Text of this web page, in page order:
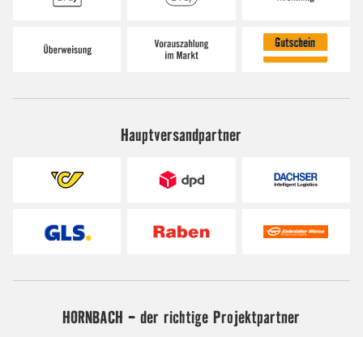
Hauptversandpartner
HORNBACH - der richtige Projektpartner